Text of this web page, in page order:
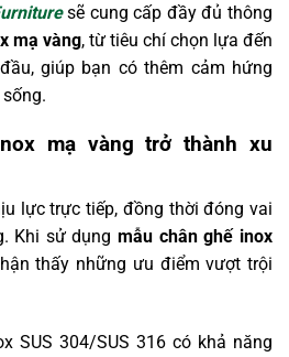
sẽ cung cấp đầy đủ thông
mạ vàng, từ tiêu chí chọn lựa đến
giúp bạn có thêm cảm hứng
mạ vàng trở thành xu
lực trực tiếp, đồng thời đóng vai
Khi sử dụngmẫu chân ghế inox
thấy những ưu điểm vượt trội
SUS 304/SUS 316 có khả năng